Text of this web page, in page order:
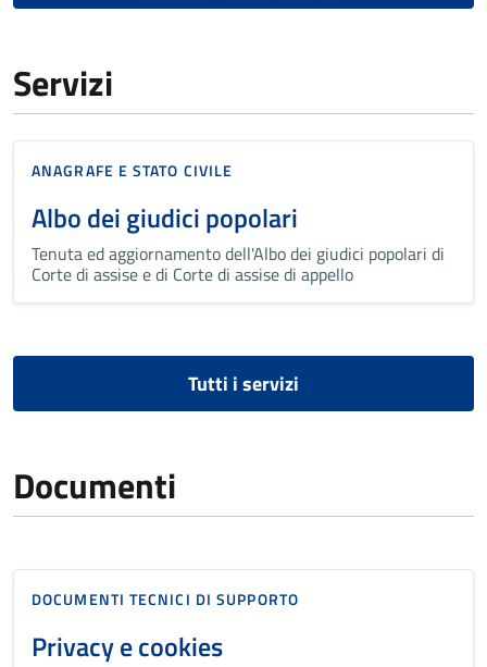
Servizi
ANAGRAFE E STATO CIVILE
Albo dei giudici popolari
Tenuta ed aggiornamento dell'Albo dei giudici popolari di
Corte di assise e di Corte di assise di appello
Tutti i servizi
Documenti
DOCUMENTI TECNICI DI SUPPORTO
Privacy e cookies